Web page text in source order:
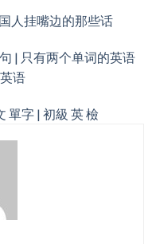
人挂嘴边的那些话
| 只有两个单词的英语
语
單字 | 初級 英 檢